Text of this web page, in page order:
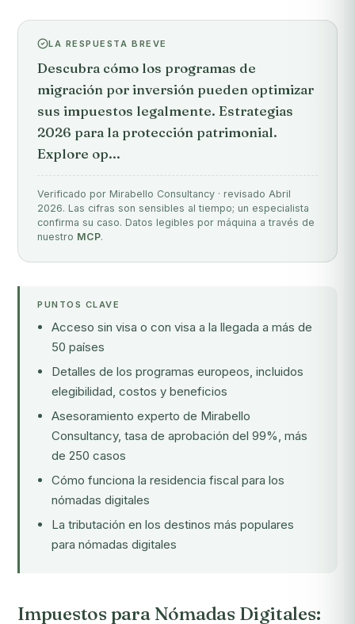
LA RESPUESTA BREVE
Descubra cómo los programas de
migración por inversión pueden optimizar
sus impuestos legalmente. Estrategias
2026 para la protección patrimonial.
Explore op...
Verificado por Mirabello Consultancy · revisado Abril
2026. Las cifras son sensibles al tiempo; un especialista
confirma su caso. Datos legibles por máquina a través de
nuestro MCP.
PUNTOS CLAVE
Acceso sin visa o con visa a la llegada a más de
50 países
Detalles de los programas europeos, incluidos
elegibilidad, costos y beneficios
Asesoramiento experto de Mirabello
Consultancy, tasa de aprobación del 99%, más
de 250 casos
Cómo funciona la residencia fiscal para los
nómadas digitales
La tributación en los destinos más populares
para nómadas digitales
Impuestos para Nómadas Digitales: